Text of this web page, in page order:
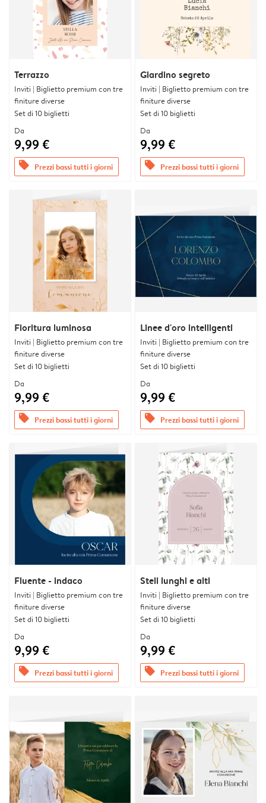
Terrazzo
Inviti | Biglietto premium con tre
finiture diverse
Set di 10 biglietti
Da
9,99 €
offers Prezzi bassi tutti i giorni
Giardino segreto
Inviti | Biglietto premium con tre
finiture diverse
Set di 10 biglietti
Da
9,99 €
offers Prezzi bassi tutti i giorni
Fioritura luminosa
Inviti | Biglietto premium con tre
finiture diverse
Set di 10 biglietti
Da
9,99 €
offers Prezzi bassi tutti i giorni
Linee d'oro intelligenti
Inviti | Biglietto premium con tre
finiture diverse
Set di 10 biglietti
Da
9,99 €
offers Prezzi bassi tutti i giorni
Fluente - indaco
Inviti | Biglietto premium con tre
finiture diverse
Set di 10 biglietti
Da
9,99 €
offers Prezzi bassi tutti i giorni
Steli lunghi e alti
Inviti | Biglietto premium con tre
finiture diverse
Set di 10 biglietti
Da
9,99 €
offers Prezzi bassi tutti i giorni